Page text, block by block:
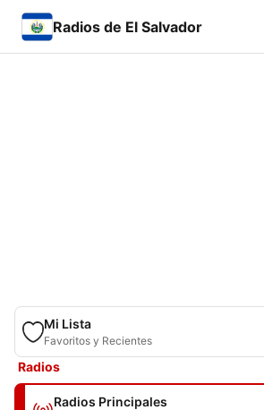
Radios de El Salvador
Mi Lista
Favoritos y Recientes
Radios
Radios Principales